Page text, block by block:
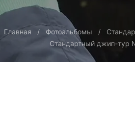
Главная Фотоальбомы
Стандартный джип-тур